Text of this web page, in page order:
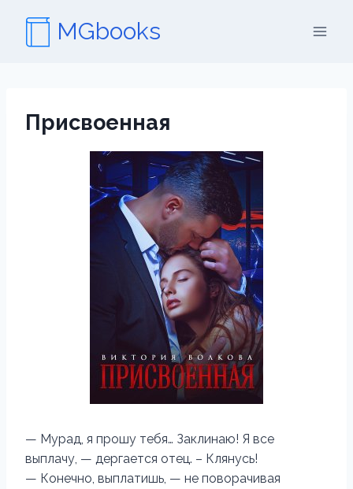
содержимому
MGbooks
Присвоенная
— Мурад, я прошу тебя… Заклинаю! Я все
выплачу, — дергается отец. – Клянусь!
— Конечно, выплатишь, — не поворачивая